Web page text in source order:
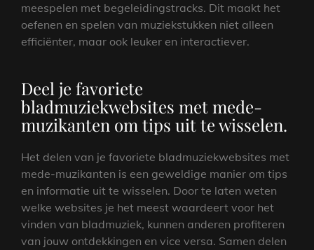
meespelen met begeleidingstracks. Dit maakt het
oefenen en spelen van muziekstukken niet alleen
efficiënter, maar ook leuker en interactiever.
Deel je favoriete
bladmuziekwebsites met mede-
muzikanten om tips uit te wisselen.
Het delen van je favoriete bladmuziekwebsites met
mede-muzikanten is een geweldige manier om tips
en informatie uit te wisselen. Door te laten weten
welke websites je het meest waardeert voor het
vinden van bladmuziek, kunnen anderen profiteren
van jouw ontdekkingen en vice versa. Samen delen